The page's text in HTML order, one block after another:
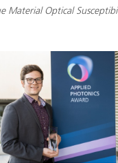
Material Optical